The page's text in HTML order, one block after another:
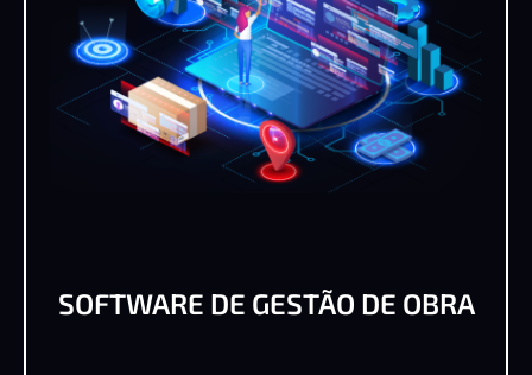
SOFTWARE DE GESTÃO DE OBRA